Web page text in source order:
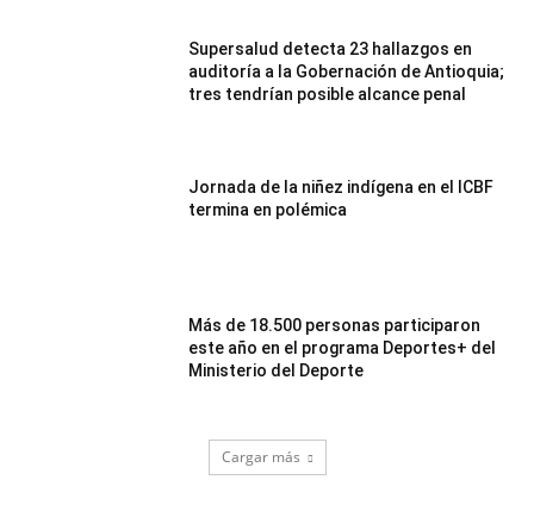
Supersalud detecta 23 hallazgos en
auditoría a la Gobernación de Antioquia;
tres tendrían posible alcance penal
Jornada de la niñez indígena en el ICBF
termina en polémica
Más de 18.500 personas participaron
este año en el programa Deportes+ del
Ministerio del Deporte
Cargar más